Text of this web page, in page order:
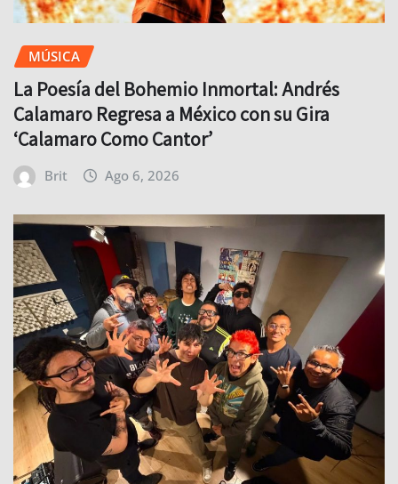
MÚSICA
La Poesía del Bohemio Inmortal: Andrés
Calamaro Regresa a México con su Gira
‘Calamaro Como Cantor’
Brit Ago 6, 2026